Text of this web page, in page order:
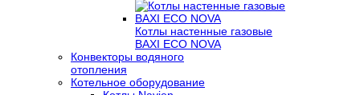
Котлы настенные газовые
BAXI ECO NOVA
Конвекторы водяного
отопления
Котельное оборудование